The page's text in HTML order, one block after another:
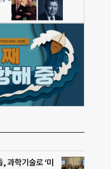
과학기술로 ‘미